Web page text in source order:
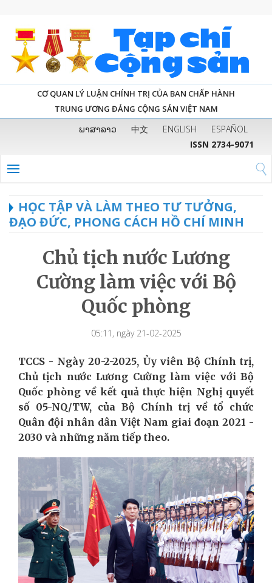
CƠ QUAN LÝ LUẬN CHÍNH TRỊ CỦA BAN CHẤP HÀNH
TRUNG ƯƠNG ĐẢNG CỘNG SẢN VIỆT NAM
ພາສາລາວ 中文 ENGLISH
ESPAÑOL
ISSN 2734-9071
HỌC TẬP VÀ LÀM THEO TƯ TƯỞNG,
ĐẠO ĐỨC, PHONG CÁCH HỒ CHÍ MINH
Chủ tịch nước Lương
Cường làm việc với Bộ
Quốc phòng
05:11, ngày 21-02-2025
TCCS - Ngày 20-2-2025, Ủy viên Bộ Chính trị,
Chủ tịch nước Lương Cường làm việc với Bộ
Quốc phòng về kết quả thực hiện Nghị quyết
số 05-NQ/TW, của Bộ Chính trị về tổ chức
Quân đội nhân dân Việt Nam giai đoạn 2021 -
2030 và những năm tiếp theo.